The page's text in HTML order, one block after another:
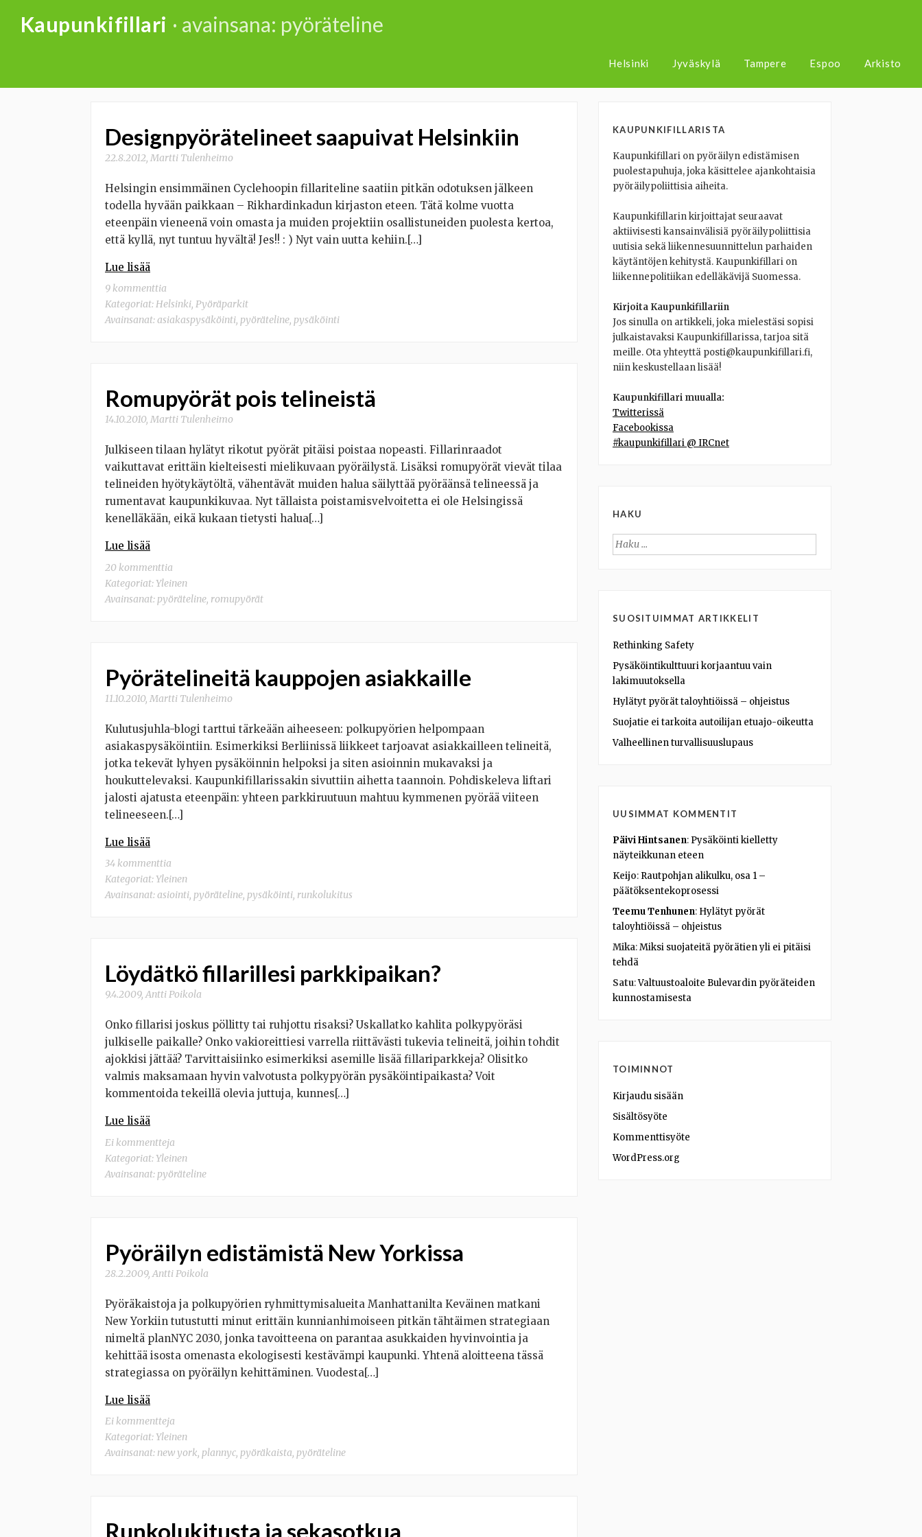
Kaupunkifillari · avainsana: pyöräteline
Helsinki Jyväskylä Tampere Espoo Arkisto
Designpyörätelineet saapuivat Helsinkiin
22.8.2012 Martti Tulenheimo
Helsingin ensimmäinen Cyclehoopin fillariteline saatiin pitkän odotuksen jälkeen
todella hyvään paikkaan – Rikhardinkadun kirjaston eteen. Tätä kolme vuotta
eteenpäin vieneenä voin omasta ja muiden projektiin osallistuneiden puolesta kertoa,
että kyllä, nyt tuntuu hyvältä! Jes!! : ) Nyt vain uutta kehiin.[…]
Lue lisää
9 kommenttia
Kategoriat:Helsinki, Pyöräparkit
Avainsanat:asiakaspysäköinti, pyöräteline, pysäköinti
Romupyörät pois telineistä
14.10.2010, Martti Tulenheimo
Julkiseen tilaan hylätyt rikotut pyörät pitäisi poistaa nopeasti. Fillarinraadot
vaikuttavat erittäin kielteisesti mielikuvaan pyöräilystä. Lisäksi romupyörät vievät tilaa
telineiden hyötykäytöltä, vähentävät muiden halua säilyttää pyöräänsä telineessä ja
rumentavat kaupunkikuvaa. Nyt tällaista poistamisvelvoitetta ei ole Helsingissä
kenelläkään, eikä kukaan tietysti halua[…]
Lue lisää
20 kommenttia
Kategoriat: Yleinen
Avainsanat: pyöräteline romupyörät
Pyörätelineitä kauppojen asiakkaille
11.10.2010 Martti Tulenheimo
Kulutusjuhla-blogi tarttui tärkeään aiheeseen: polkupyörien helpompaan
asiakaspysäköintiin. Esimerkiksi Berliinissä liikkeet tarjoavat asiakkailleen telineitä,
jotka tekevät lyhyen pysäköinnin helpoksi ja siten asioinnin mukavaksi ja
houkuttelevaksi. Kaupunkifillarissakin sivuttiin aihetta taannoin. Pohdiskeleva liftari
jalosti ajatusta eteenpäin: yhteen parkkiruutuun mahtuu kymmenen pyörää viiteen
telineeseen.[…]
Lue lisää
34 kommenttia
Kategoriat: Yleinen
Avainsanat:asiointi, pyöräteline, pysäköinti, runkolukitus
Löydätkö fillarillesi parkkipaikan?
9.4.2009,Antti Poikola
Onko fillarisi joskus pöllitty tai ruhjottu risaksi? Uskallatko kahlita polkypyöräsi
julkiselle paikalle? Onko vakioreittiesi varrella riittävästi tukevia telineitä, joihin tohdit
ajokkisi jättää? Tarvittaisiinko esimerkiksi asemille lisää fillariparkkeja? Olisitko
valmis maksamaan hyvin valvotusta polkypyörän pysäköintipaikasta? Voit
kommentoida tekeillä olevia juttuja, kunnes[…]
Lue lisää
Ei kommentteja
Kategoriat: Yleinen
Avainsanat: pyöräteline
Pyöräilyn edistämistä New Yorkissa
28.2.2009, Antti Poikola
Pyöräkaistoja ja polkupyörien ryhmittymisalueita Manhattanilta Keväinen matkani
New Yorkiin tutustutti minut erittäin kunnianhimoiseen pitkän tähtäimen strategiaan
nimeltä planNYC 2030, jonka tavoitteena on parantaa asukkaiden hyvinvointia ja
kehittää isosta omenasta ekologisesti kestävämpi kaupunki. Yhtenä aloitteena tässä
strategiassa on pyöräilyn kehittäminen. Vuodesta[…]
Lue lisää
Ei kommentteja
Kategoriat: Yleinen
Avainsanat: new york, plannyc, pyöräkaista, pyöräteline
Runkolukitusta ja sekasotkua
KAUPUNKIFILLARISTA
Kaupunkifillari on pyöräilyn edistämisen
puolestapuhuja, joka käsittelee ajankohtaisia
pyöräilypoliittisia aiheita.
Kaupunkifillarin kirjoittajat seuraavat
aktiivisesti kansainvälisiä pyöräilypoliittisia
uutisia sekä liikennesuunnittelun parhaiden
käytäntöjen kehitystä. Kaupunkifillari on
liikennepolitiikan edelläkävijä Suomessa.
Kirjoita Kaupunkifillariin
Jos sinulla on artikkeli, joka mielestäsi sopisi
julkaistavaksi Kaupunkifillarissa, tarjoa sitä
meille. Ota yhteyttä posti@kaupunkifillari.fi,
niin keskustellaan lisää!
Kaupunkifillari muualla:
Twitterissä
Facebookissa
#kaupunkifillari @ IRCnet
HAKU
Haku:
SUOSITUIMMAT ARTIKKELIT
Rethinking Safety
Pysäköintikulttuuri korjaantuu vain
lakimuutoksella
Hylätyt pyörät taloyhtiöissä – ohjeistus
Suojatie ei tarkoita autoilijan etuajo-oikeutta
Valheellinen turvallisuuslupaus
UUSIMMAT KOMMENTIT
Päivi Hintsanen: Pysäköinti kielletty
näyteikkunan eteen
Keijo: Rautpohjan alikulku, osa 1 –
päätöksentekoprosessi
Teemu Tenhunen: Hylätyt pyörät
taloyhtiöissä – ohjeistus
Mika:Miksi suojateitä pyörätien yli ei pitäisi
tehdä
Satu:Valtuustoaloite Bulevardin pyöräteiden
kunnostamisesta
TOIMINNOT
Kirjaudu sisään
Sisältösyöte
Kommenttisyöte
WordPress.org